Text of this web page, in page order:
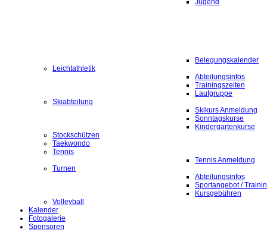
Jugend
Belegungskalender
Leichtathletik
Abteilungsinfos
Trainingszeiten
Laufgruppe
Skiabteilung
Skikurs Anmeldung
Sonntagskurse
Kindergartenkurse
Stockschützen
Taekwondo
Tennis
Tennis Anmeldung
Turnen
Abteilungsinfos
Sportangebot /
Kursgebühren
Volleyball
Kalender
Fotogalerie
Sponsoren